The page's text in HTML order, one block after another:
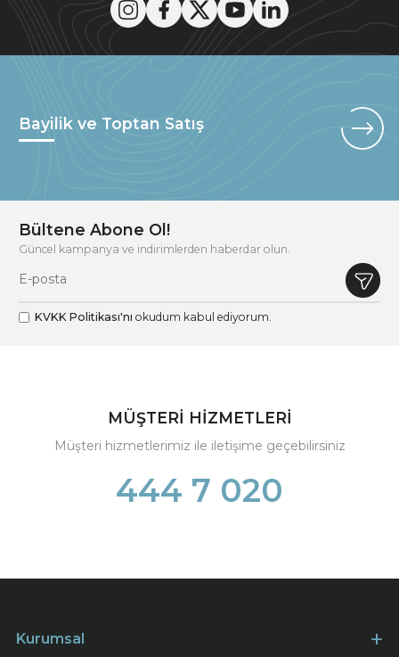
Bayilik ve Toptan Satış
Bültene Abone Ol!
Güncel kampanya ve indirimlerden haberdar olun.
KVKK Politikası'nı okudum kabul ediyorum.
MÜŞTERİ HİZMETLERİ
Müşteri hizmetlerimiz ile iletişime geçebilirsiniz
444 7 020
Kurumsal